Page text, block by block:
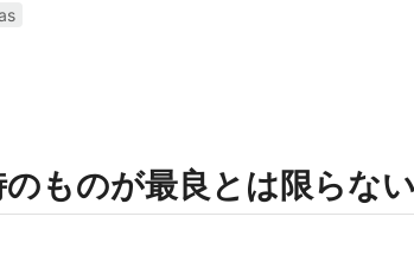
ものが最良とは限らな